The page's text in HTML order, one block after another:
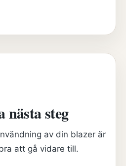
nästa steg
av din blazer är
att gå vidare till.